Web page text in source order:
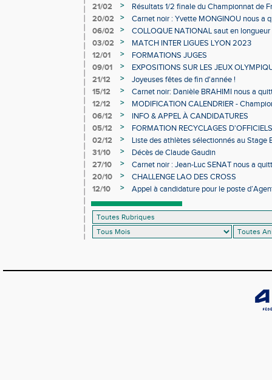
21/02
>
Résultats 1/2 finale du Championnat de
20/02
>
Carnet noir : Yvette MONGINOU nous a
06/02
>
COLLOQUE NATIONAL saut en
03/02
>
MATCH INTER LIGUES LYON 2023
12/01
>
FORMATIONS JUGES
09/01
>
EXPOSITIONS SUR LES JEUX
21/12
>
Joyeuses fêtes de fin d'année !
15/12
>
Carnet noir: Danièle BRAHIMI nous a
12/12
>
MODIFICATION CALENDRIER -
06/12
>
INFO & APPEL À CANDIDATURES
05/12
>
FORMATION RECYCLAGES D'OFFICIELS
02/12
>
Liste des athlètes sélectionnés au Stage
31/10
>
Décès de Claude Gaudin
27/10
>
Carnet noir : Jean-Luc SENAT nous a
20/10
>
CHALLENGE LAO DES CROSS
12/10
>
Appel à candidature pour le poste